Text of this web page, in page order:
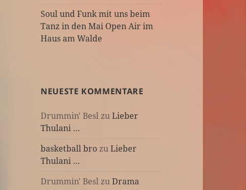
Soul und Funk mit uns beim
Tanz in den Mai Open Air im
Haus am Walde
NEUESTE KOMMENTARE
Drummin' BeslzuLieber
Thulani …
basketball brozuLieber
Thulani …
Drummin' BeslzuDrama